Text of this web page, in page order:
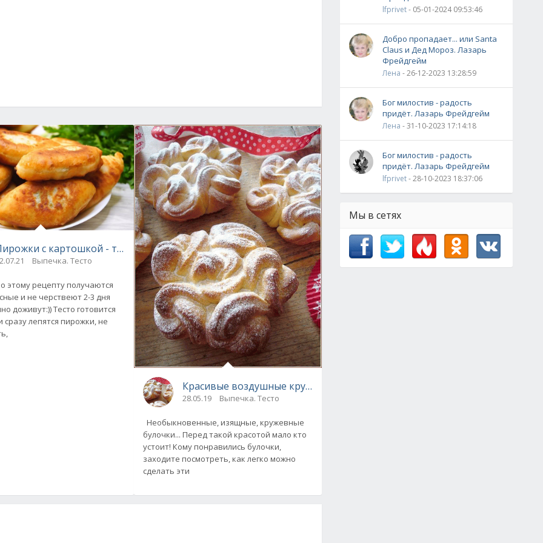
с картошкой - тесто за 5 минут!
Выпечка. Тесто
этому рецепту получаются
и не черствеют 2-3 дня
доживут:)) Тесто готовится
сразу лепятся пирожки, не
Красивые воздушные кружевные булочки!
28.05.19 Выпечка. Тесто
Необыкновенные, изящные, кружевные
булочки... Перед такой красотой мало кто
устоит! Кому понравились булочки,
заходите посмотреть, как легко можно
сделать эти
lfprivet- 05-01-2024 09:53:46
Добро пропадает... или Santa
Claus и Дед Мороз. Лазарь
Фрейдгейм
Лена - 26-12-2023 13:28:59
Бог милостив - радость
придёт. Лазарь Фрейдгейм
Лена - 31-10-2023 17:14:18
Бог милостив - радость
придёт. Лазарь Фрейдгейм
lfprivet- 28-10-2023 18:37:06
Мы в сетях